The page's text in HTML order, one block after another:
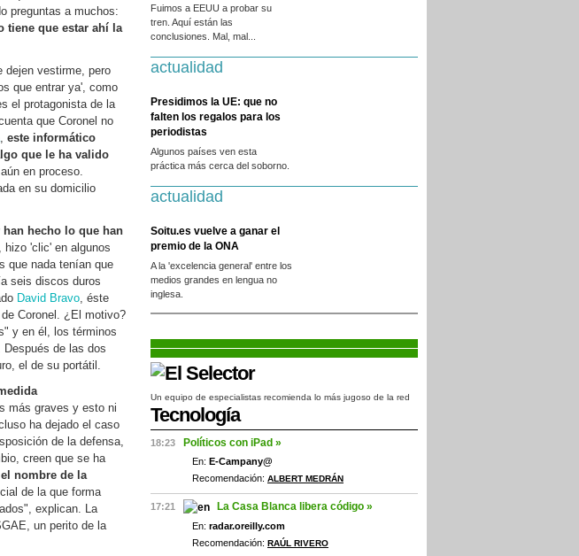
preguntas a muchos:
tiene que estar ahí la
dejen vestirme, pero
que entrar ya', como
el protagonista de la
que Coronel no
, este informático
que le ha valido
en proceso.
en su domicilio
hecho lo que han
'clic' en algunos
que nada tenían que
seis discos duros
David Bravo, éste
Coronel. ¿El motivo?
y en él, los términos
de las dos
el de su portátil.
más graves y esto ni
ha dejado el caso
de la defensa,
creen que se ha
nombre de la
de la que forma
explican. La
un perito de la
Fuimos a EEUU a probar su
tren. Aquí están las
conclusiones. Mal, mal...
actualidad
Presidimos la UE: que no
falten los regalos para los
periodistas
Algunos países ven esta
práctica más cerca del soborno.
actualidad
Soitu.es vuelve a ganar el
premio de la ONA
A la 'excelencia general' entre los
medios grandes en lengua no
inglesa.
Un equipo de especialistas recomienda lo más jugoso de la red
Tecnología
18:23 Políticos con iPad »
En: E-Campany@
Recomendación: ALBERT MEDRÁN
17:21 La Casa Blanca libera código »
En: radar.oreilly.com
Recomendación: RAÚL RIVERO